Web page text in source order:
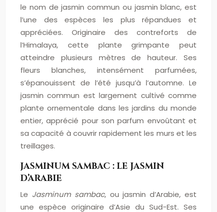
le nom de jasmin commun ou jasmin blanc, est
l’une des espèces les plus répandues et
appréciées. Originaire des contreforts de
l’Himalaya, cette plante grimpante peut
atteindre plusieurs mètres de hauteur. Ses
fleurs blanches, intensément parfumées,
s’épanouissent de l’été jusqu’à l’automne. Le
jasmin commun est largement cultivé comme
plante ornementale dans les jardins du monde
entier, apprécié pour son parfum envoûtant et
sa capacité à couvrir rapidement les murs et les
treillages.
JASMINUM SAMBAC : LE JASMIN
D’ARABIE
Le Jasminum sambac, ou jasmin d’Arabie, est
une espèce originaire d’Asie du Sud-Est. Ses